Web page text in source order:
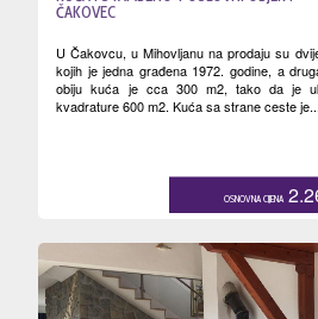
ČAKOVEC
U Čakovcu, u Mihovljanu na prodaju su
kojih je jedna građena 1972. godine, a
obiju kuća je cca 300 m2, tako da je
kvadrature 600 m2. Kuća sa strane ceste je...
OSNOVNA CIJENA